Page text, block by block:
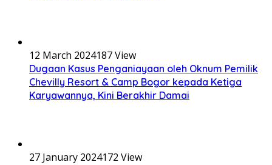
12 March 2024187 View
Dugaan Kasus Penganiayaan oleh Oknum Pemilik
Chevilly Resort & Camp Bogor kepada Ketiga
Karyawannya, Kini Berakhir Damai
27 January 2024172 View